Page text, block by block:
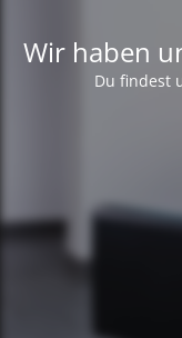
Wir haben
Du findest